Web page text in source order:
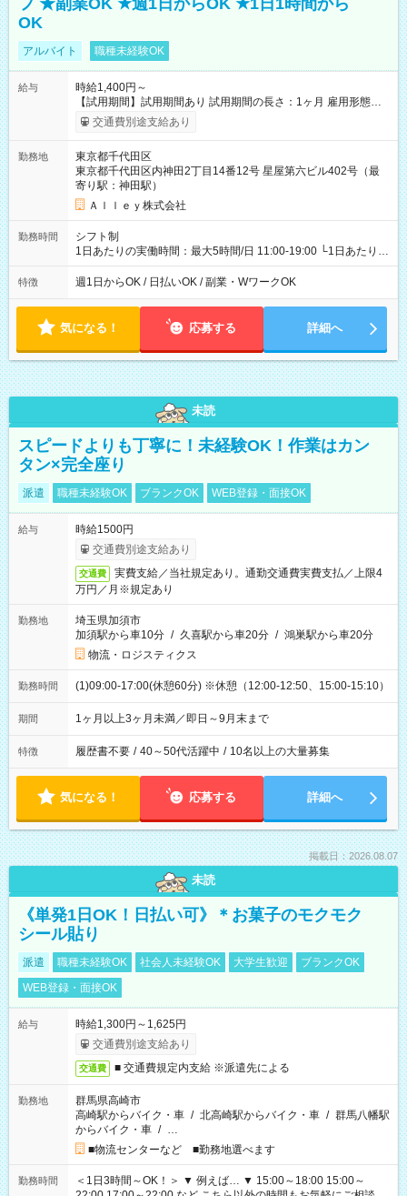
フ ★副業OK ★週1日からOK ★1日1時間から
OK
アルバイト 職種未経験OK
給与
時給1,400円～
【試用期間】試用期間あり 試用期間の長さ：1ヶ月 雇用形態、
給与は本採用時と同じです。
交通費別途支給あり
勤務地
東京都千代田区
東京都千代田区内神田2丁目14番12号 星屋第六ビル402号（最
寄り駅：神田駅）
Ａｌｌｅｙ株式会社
勤務時間
シフト制
1日あたりの実働時間：最大5時間/日 11:00-19:00 └1日あたりの
実働時間：1-5時間 └上記の時間帯内であれば、いつでも勤務可
能！ └平日・土曜日の中で、お好きな曜日でご勤務いただけま
18:00 などのように、自由な働き方が可能なお仕事です！
特徴 週1日からOK / 日払いOK / 副業・WワークOK
気になる！ 応募する 詳細へ
未読
スピードよりも丁寧に！未経験OK！作業はカン
タン×完全座り
派遣 職種未経験OK ブランクOK WEB登録・面接OK
給与
時給1500円
交通費別途支給あり
交通費
実費支給／当社規定あり。通勤交通費実費支払／上限4
万円／月※規定あり
勤務地
埼玉県加須市
加須駅から車10分 / 久喜駅から車20分 / 鴻巣駅から車20分
物流・ロジスティクス
勤務時間 (1)09:00-17:00(休憩60分) ※休憩（12:00-12:50、15:00-15:10）
期間 1ヶ月以上3ヶ月未満／即日～9月末まで
特徴 履歴書不要 / 40～50代活躍中 / 10名以上の大量募集
気になる！ 応募する 詳細へ
掲載日：2026.08.07
未読
《単発1日OK！日払い可》＊お菓子のモクモク
シール貼り
派遣 職種未経験OK 社会人未経験OK 大学生歓迎
ブランクOK
WEB登録・面接OK
給与
時給1,300円～1,625円
交通費別途支給あり
交通費 ■ 交通費規定内支給 ※派遣先による
勤務地
群馬県高崎市
高崎駅からバイク・車 / 北高崎駅からバイク・車 / 群馬八幡駅
からバイク・車 / …
■物流センターなど ■勤務地選べます
勤務時間
＜1日3時間～OK！＞ ▼ 例えば… ▼ 15:00～18:00 15:00～